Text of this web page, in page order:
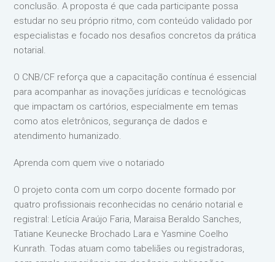
conclusão. A proposta é que cada participante possa
estudar no seu próprio ritmo, com conteúdo validado por
especialistas e focado nos desafios concretos da prática
notarial.
O CNB/CF reforça que a capacitação contínua é essencial
para acompanhar as inovações jurídicas e tecnológicas
que impactam os cartórios, especialmente em temas
como atos eletrônicos, segurança de dados e
atendimento humanizado.
Aprenda com quem vive o notariado
O projeto conta com um corpo docente formado por
quatro profissionais reconhecidas no cenário notarial e
registral: Letícia Araújo Faria, Maraisa Beraldo Sanches,
Tatiane Keunecke Brochado Lara e Yasmine Coelho
Kunrath. Todas atuam como tabeliães ou registradoras,